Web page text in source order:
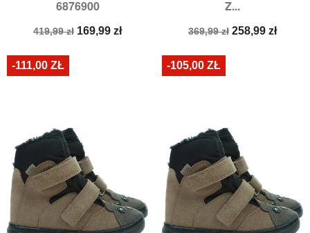
6876900
Cena
419,99 zł Cena
169,99 zł
Z...
Cena
369,99 zł Cena
258,99 zł
-111,00 ZŁ -105,00 ZŁ